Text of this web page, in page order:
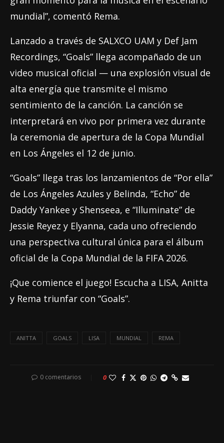
mundial”, comentó Rema.
Lanzado a través de SALXCO UAM y Def Jam
Recordings, “Goals” llega acompañado de un
video musical oficial — una explosión visual de
alta energía que transmite el mismo
sentimiento de la canción. La canción se
interpretará en vivo por primera vez durante
la ceremonia de apertura de la Copa Mundial
en Los Ángeles el 12 de junio.
“Goals” llega tras los lanzamientos de “Por ella”
de Los Ángeles Azules y Belinda, “Echo” de
Daddy Yankee y Shenseea, e “Illuminate” de
Jessie Reyez y Elyanna, cada uno ofreciendo
una perspectiva cultural única para el álbum
oficial de la Copa Mundial de la FIFA 2026.
¡Que comience el juego! Escucha a LISA, Anitta
y Rema triunfar con “Goals”.
ANITTA GOALS LISA MUNDIAL REMA
0 comentarios 0